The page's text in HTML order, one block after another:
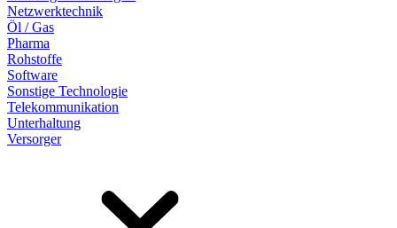
Netzwerktechnik
Öl / Gas
Pharma
Rohstoffe
Software
Sonstige Technologie
Telekommunikation
Unterhaltung
Versorger